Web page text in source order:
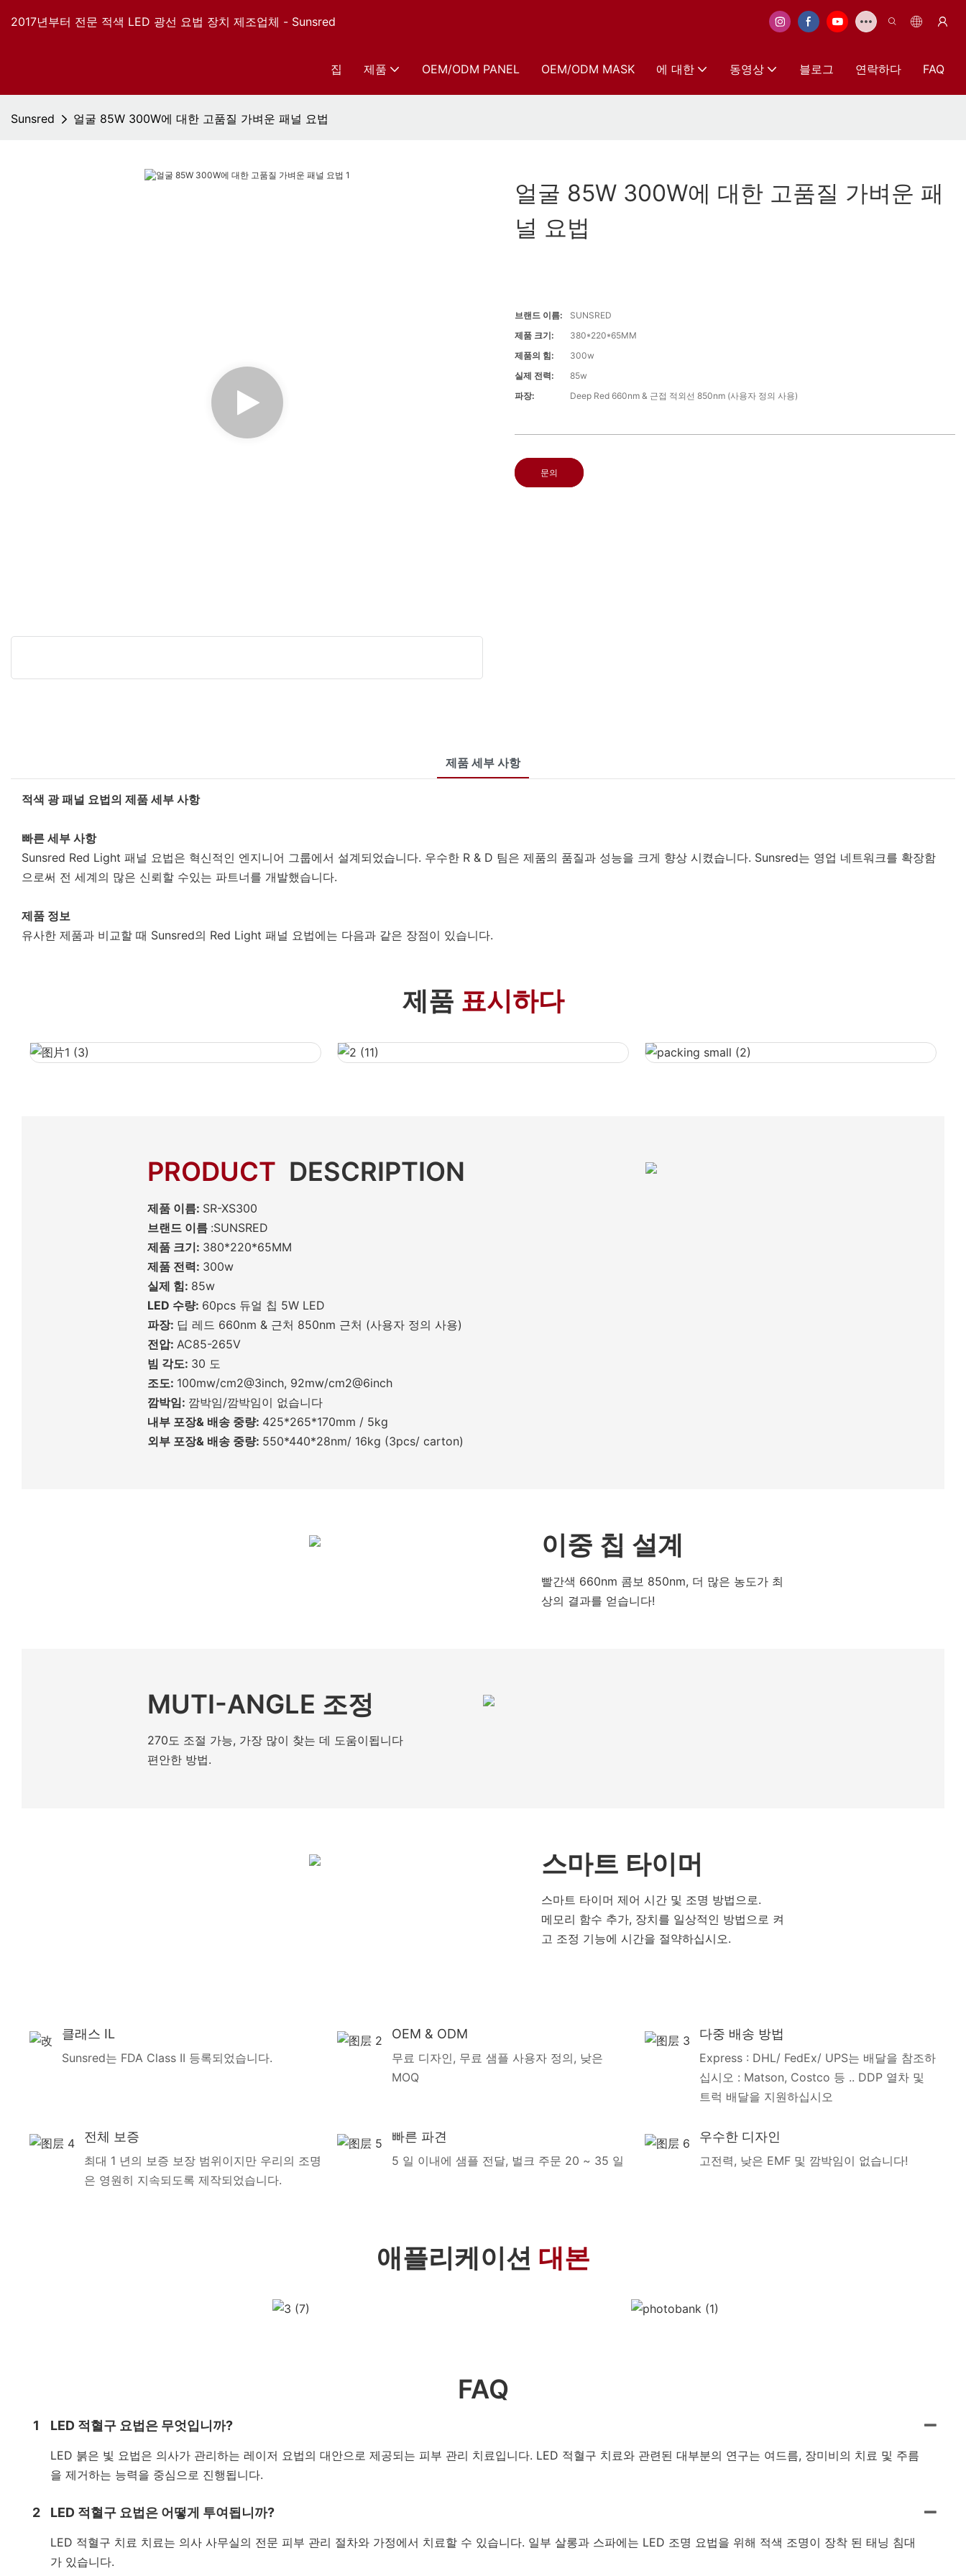
2017년부터 전문 적색 LED 광선 요법 장치 제조업체 - Sunsred
집 제품 OEM/ODM PANEL OEM/ODM MASK 에 대한 동영상 블로그 연락하다 FAQ
Sunsred 얼굴 85W 300W에 대한 고품질 가벼운 패널 요법
얼굴 85W 300W에 대한 고품질 가벼운 패
널 요법
브랜드 이름:
SUNSRED
제품 크기:
380*220*65MM
제품의 힘:
300w
실제 전력:
85w
파장:
Deep Red 660nm & 근접 적외선 850nm (사용자 정의 사용)
문의
제품 세부 사항
적색 광 패널 요법의 제품 세부 사항
빠른 세부 사항
Sunsred Red Light 패널 요법은 혁신적인 엔지니어 그룹에서 설계되었습니다. 우수한 R & D 팀은 제품의 품질과 성능을 크게 향상 시켰습니다. Sunsred는 영업 네트워크를 확장함
으로써 전 세계의 많은 신뢰할 수있는 파트너를 개발했습니다.
제품 정보
유사한 제품과 비교할 때 Sunsred의 Red Light 패널 요법에는 다음과 같은 장점이 있습니다.
제품 표시하다
PRODUCT DESCRIPTION
제품 이름: SR-XS300
브랜드 이름 :SUNSRED
제품 크기: 380*220*65MM
제품 전력: 300w
실제 힘: 85w
LED 수량: 60pcs 듀얼 칩 5W LED
파장: 딥 레드 660nm & 근처 850nm 근처 (사용자 정의 사용)
전압: AC85-265V
빔 각도: 30 도
조도: 100mw/cm2@3inch, 92mw/cm2@6inch
깜박임: 깜박임/깜박임이 없습니다
내부 포장& 배송 중량: 425*265*170mm / 5kg
외부 포장& 배송 중량: 550*440*28nm/ 16kg (3pcs/ carton)
이중 칩 설계
빨간색 660nm 콤보 850nm, 더 많은 농도가 최
상의 결과를 얻습니다!
MUTI-ANGLE 조정
270도 조절 가능, 가장 많이 찾는 데 도움이됩니다
편안한 방법.
스마트 타이머
스마트 타이머 제어 시간 및 조명 방법으로.
메모리 함수 추가, 장치를 일상적인 방법으로 켜
고 조정 기능에 시간을 절약하십시오.
클래스 IL
Sunsred는 FDA Class II 등록되었습니다.
OEM & ODM
무료 디자인, 무료 샘플 사용자 정의, 낮은
MOQ
다중 배송 방법
Express : DHL/ FedEx/ UPS는 배달을 참조하
십시오 : Matson, Costco 등 .. DDP 열차 및
트럭 배달을 지원하십시오
전체 보증
최대 1 년의 보증 보장 범위이지만 우리의 조명
은 영원히 지속되도록 제작되었습니다.
빠른 파견
5 일 이내에 샘플 전달, 벌크 주문 20 ~ 35 일
우수한 디자인
고전력, 낮은 EMF 및 깜박임이 없습니다!
애플리케이션 대본
FAQ
1 LED 적혈구 요법은 무엇입니까?
LED 붉은 빛 요법은 의사가 관리하는 레이저 요법의 대안으로 제공되는 피부 관리 치료입니다. LED 적혈구 치료와 관련된 대부분의 연구는 여드름, 장미비의 치료 및 주름
을 제거하는 능력을 중심으로 진행됩니다.
2 LED 적혈구 요법은 어떻게 투여됩니까?
LED 적혈구 치료 치료는 의사 사무실의 전문 피부 관리 절차와 가정에서 치료할 수 있습니다. 일부 살롱과 스파에는 LED 조명 요법을 위해 적색 조명이 장착 된 태닝 침대
가 있습니다.